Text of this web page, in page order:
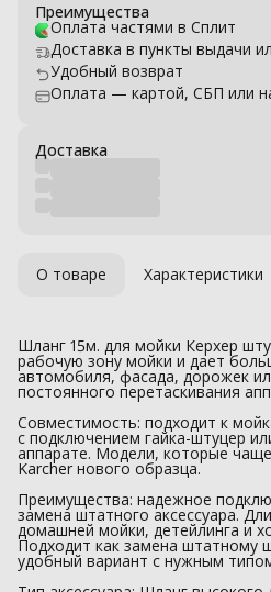
Преимущества
Оплата частями в Сплит
Доставка в пункты выдачи
Удобный возврат
Оплата — картой, СБП или
Доставка
О товаре Характеристики
Шланг 15м. для мойки Керхер
рабочую зону мойки и дает
автомобиля, фасада, дорожек
постоянного перетаскивания
Совместимость: подходит к
с подключением гайка-штуцер
аппарате. Модели, которые
Karcher нового образца.
Преимущества: надежное
замена штатного аксессуара.
домашней мойки, детейлинга и
Подходит как замена штатному
удобный вариант с нужным